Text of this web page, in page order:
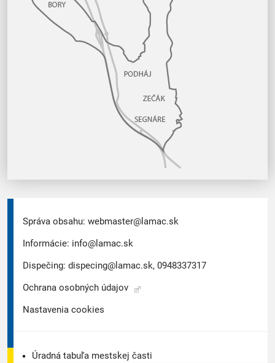
Správa obsahu: webmaster@lamac.sk
Informácie: info@lamac.sk
Dispečing: dispecing@lamac.sk, 0948337317
Ochrana osobných údajov
Nastavenia cookies
Úradná tabuľa mestskej časti